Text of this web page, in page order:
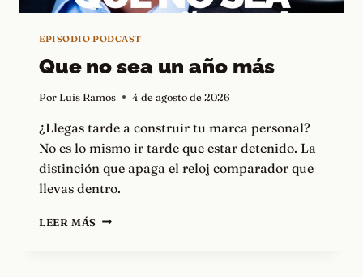
EPISODIO PODCAST
Que no sea un año más
Por Luis Ramos 4 de agosto de 2026
¿Llegas tarde a construir tu marca personal?
No es lo mismo ir tarde que estar detenido. La
distinción que apaga el reloj comparador que
llevas dentro.
LEER MÁS QUE